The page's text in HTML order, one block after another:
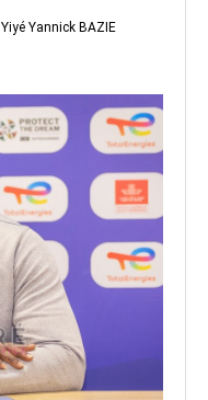
Yiyé Yannick BAZIE